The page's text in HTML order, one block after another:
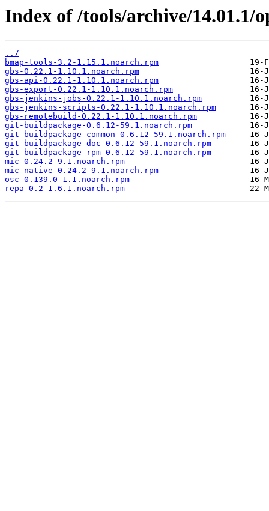
Index of /tools/archive/14.01.1/
../
bmap-tools-3.2-1.15.1.noarch.rpm
gbs-0.22.1-1.10.1.noarch.rpm
gbs-api-0.22.1-1.10.1.noarch.rpm
gbs-export-0.22.1-1.10.1.noarch.rpm
gbs-jenkins-jobs-0.22.1-1.10.1.noarch.rpm
gbs-jenkins-scripts-0.22.1-1.10.1.noarch.rpm
gbs-remotebuild-0.22.1-1.10.1.noarch.rpm
git-buildpackage-0.6.12-59.1.noarch.rpm
git-buildpackage-common-0.6.12-59.1.noarch.rpm
git-buildpackage-doc-0.6.12-59.1.noarch.rpm
git-buildpackage-rpm-0.6.12-59.1.noarch.rpm
mic-0.24.2-9.1.noarch.rpm
mic-native-0.24.2-9.1.noarch.rpm
osc-0.139.0-1.1.noarch.rpm
repa-0.2-1.6.1.noarch.rpm